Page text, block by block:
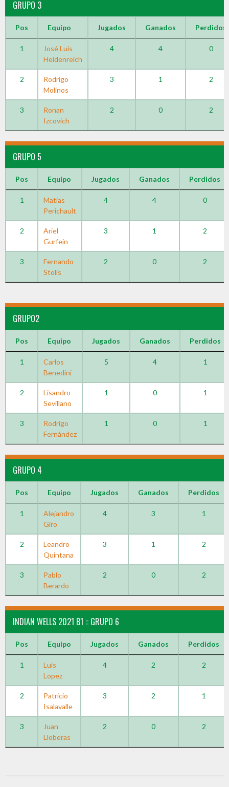
GRUPO 3
Pos Equipo Jugados Ganados Perdidos
1
José Luis
Heidenreich
4 4 0
2
Rodrigo
Molinos
3 1 2
3
Ronan
Izcovich
2 0 2
GRUPO 5
Pos Equipo Jugados Ganados Perdidos
1
Matias
Perichault
4 4 0
2
Ariel
Gurfein
3 1 2
3
Fernando
Stolis
2 0 2
GRUPO2
Pos Equipo Jugados Ganados Perdidos
1
Carlos
Benedini
5 4 1
2
Lisandro
Sevillano
1 0 1
3
Rodrigo
Fernández
1 0 1
GRUPO 4
Pos Equipo Jugados Ganados Perdidos
1
Alejandro
Giro
4 3 1
2
Leandro
Quintana
3 1 2
3
Pablo
Berardo
2 0 2
INDIAN WELLS 2021 B1 :: GRUPO 6
Pos Equipo Jugados Ganados Perdidos
1
Luis
Lopez
4 2 2
2
Patricio
Isalavalle
3 2 1
3
Juan
Lloberas
2 0 2